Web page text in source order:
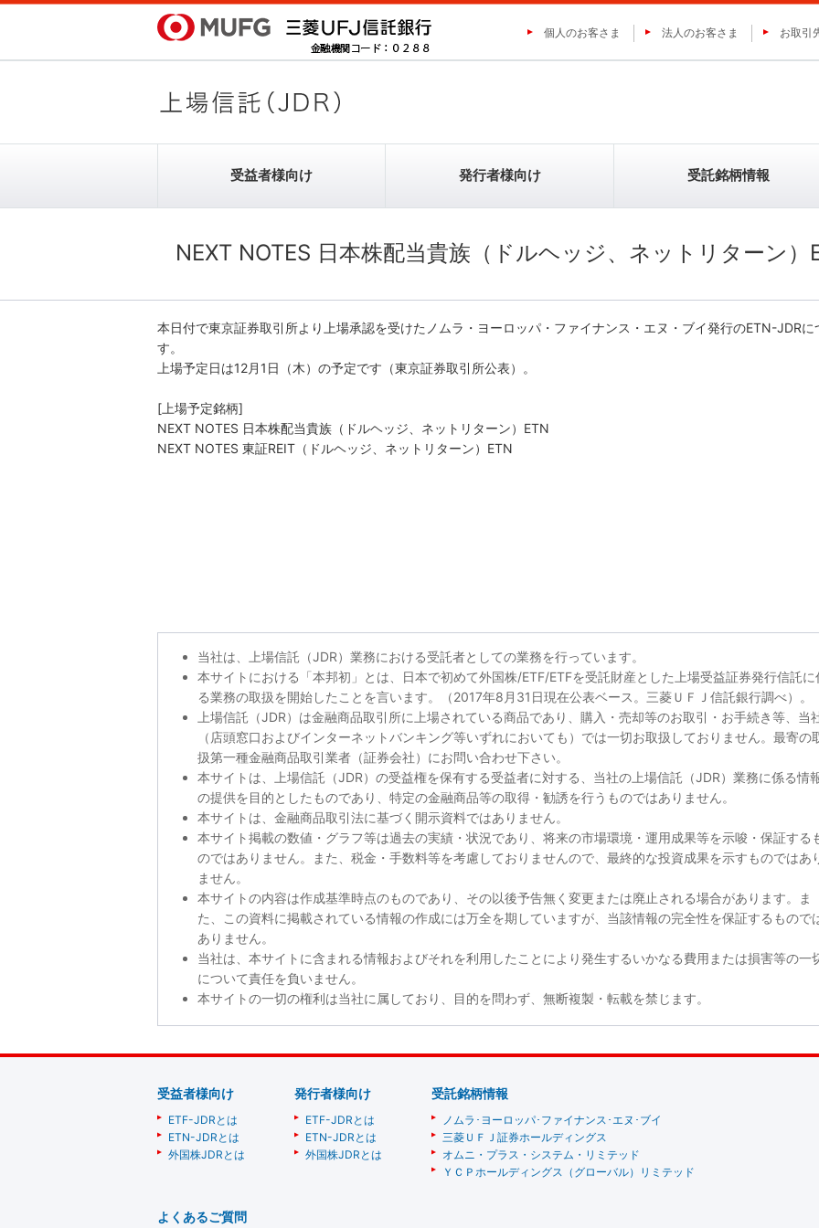
NEXT NOTES 日本株配当貴族（ドルヘッジ、ネットリターン）
本日付で東京証券取引所より上場承認を受けたノムラ・ヨーロッパ・ファイナンス・エヌ・ブイ発行のETN-JDR
す。
上場予定日は12月1日（木）の予定です（東京証券取引所公表）。
[上場予定銘柄]
NEXT NOTES 日本株配当貴族（ドルヘッジ、ネットリターン）ETN
NEXT NOTES 東証REIT（ドルヘッジ、ネットリターン）ETN
個人のお客さま 法人のお客さま お取引
受益者様向け
受益者様向け
ETF-JDRとは ETN-JDRとは 外国株JDRとは
発行者様向け
発行者様向け
ETF-JDRとは ETN-JDRとは 外国株JDRとは
受託銘柄情報
受託銘柄情報
三菱ＵＦＪ証券ホールディングス
当社は、上場信託（JDR）業務における受託者としての業務を行っています。
本サイトにおける「本邦初」とは、日本で初めて外国株/ETF/ETFを受託財産とした上場受益証券発行信託に
る業務の取扱を開始したことを言います。（2017年8月31日現在公表ベース。三菱ＵＦＪ信託銀行調べ）。
上場信託（JDR）は金融商品取引所に上場されている商品であり、購入・売却等のお取引・お手続き等、当
（店頭窓口およびインターネットバンキング等いずれにおいても）では一切お取扱しておりません。最寄の
扱第一種金融商品取引業者（証券会社）にお問い合わせ下さい。
本サイトは、上場信託（JDR）の受益権を保有する受益者に対する、当社の上場信託（JDR）業務に係る情
の提供を目的としたものであり、特定の金融商品等の取得・勧誘を行うものではありません。
本サイトは、金融商品取引法に基づく開示資料ではありません。
本サイト掲載の数値・グラフ等は過去の実績・状況であり、将来の市場環境・運用成果等を示唆・保証する
のではありません。また、税金・手数料等を考慮しておりませんので、最終的な投資成果を示すものではあ
ません。
本サイトの内容は作成基準時点のものであり、その以後予告無く変更または廃止される場合があります。ま
た、この資料に掲載されている情報の作成には万全を期していますが、当該情報の完全性を保証するもので
ありません。
当社は、本サイトに含まれる情報およびそれを利用したことにより発生するいかなる費用または損害等の一
について責任を負いません。
本サイトの一切の権利は当社に属しており、目的を問わず、無断複製・転載を禁じます。
受益者様向け
ETF-JDRとは
ETN-JDRとは
外国株JDRとは
発行者様向け
ETF-JDRとは
ETN-JDRとは
外国株JDRとは
受託銘柄情報
ノムラ･ヨーロッパ･ファイナンス･エヌ･ブイ
三菱ＵＦＪ証券ホールディングス
オムニ・プラス・システム・リミテッド
ＹＣＰホールディングス（グローバル）リミテッド
よくあるご質問